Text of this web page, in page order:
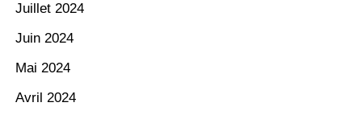
Juillet 2024
Juin 2024
Mai 2024
Avril 2024